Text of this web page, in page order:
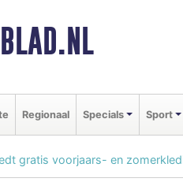
Regionaal Specials Sport
gratis voorjaars- en